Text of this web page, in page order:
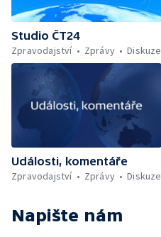
Studio ČT24
Zpravodajství
Zprávy Diskuze
Události, komentáře
Zpravodajství
Zprávy Diskuze
Napište nám